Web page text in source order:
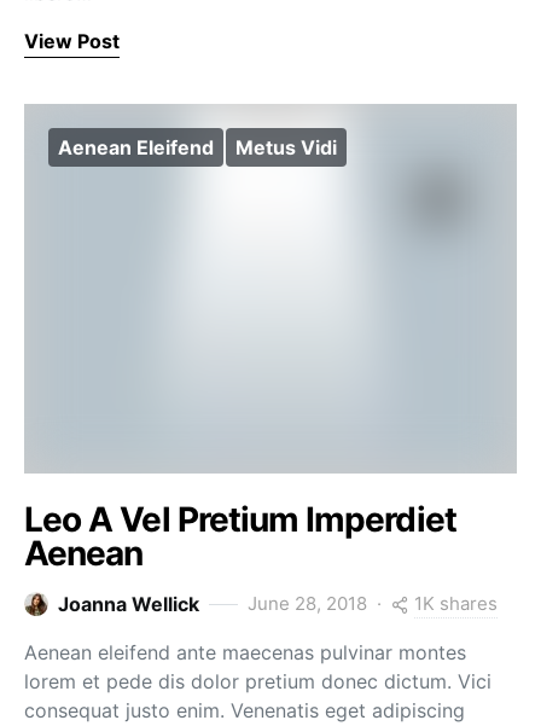
View Post
Aenean Eleifend Metus Vidi
Leo A Vel Pretium Imperdiet
Aenean
Joanna Wellick June 28, 2018 1K shares
Aenean eleifend ante maecenas pulvinar montes
lorem et pede dis dolor pretium donec dictum. Vici
consequat justo enim. Venenatis eget adipiscing